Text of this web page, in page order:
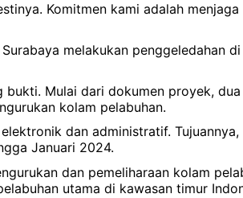
Komitmen kami adalah
melakukan penggeledahan
Mulai dari dokumen proyek,
kolam pelabuhan.
dan administratif.
Januari 2024.
dan pemeliharaan kolam
utama di kawasan timur